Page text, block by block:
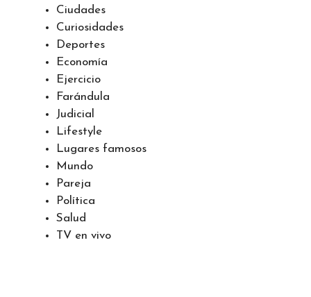
Ciudades
Curiosidades
Deportes
Economía
Ejercicio
Farándula
Judicial
Lifestyle
Lugares famosos
Mundo
Pareja
Política
Salud
TV en vivo